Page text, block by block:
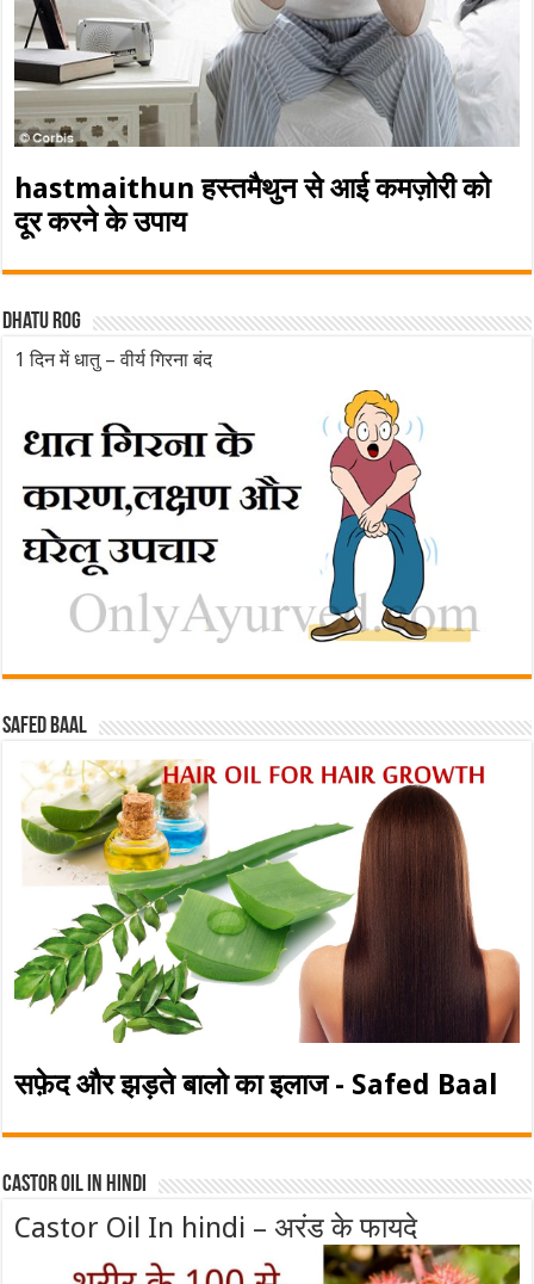
hastmaithun हस्तमैथुन से आई कमज़ोरी को
दूर करने के उपाय
Dhatu rog
1 दिन में धातु – वीर्य गिरना बंद
Safed baal
सफ़ेद और झड़ते बालो का इलाज - Safed Baal
Castor Oil In Hindi
Castor Oil In hindi – अरंड के फायदे